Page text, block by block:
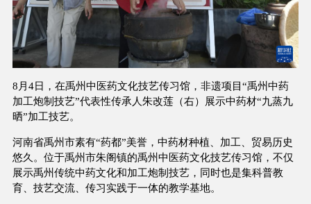
8月4日，在禹州中医药文化技艺传习馆，非遗项目“禹州中药
加工炮制技艺”代表性传承人朱改莲（右）展示中药材“九蒸九
晒”加工技艺。
河南省禹州市素有“药都”美誉，中药材种植、加工、贸易历史
悠久。位于禹州市朱阁镇的禹州中医药文化技艺传习馆，不仅
展示禹州传统中药文化和加工炮制技艺，同时也是集科普教
育、技艺交流、传习实践于一体的教学基地。